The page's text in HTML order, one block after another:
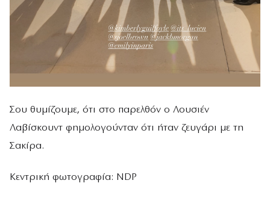
Σου θυμίζουμε, ότι στο παρελθόν ο Λουσιέν
Λαβίσκουντ φημολογούνταν ότι ήταν ζευγάρι με τη
Σακίρα.
Κεντρική φωτογραφία: NDP